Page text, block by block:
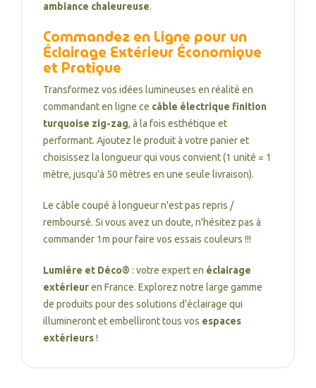
ambiance chaleureuse.
Commandez en Ligne pour un
Éclairage Extérieur Économique
et Pratique
Transformez vos idées lumineuses en réalité en
commandant en ligne ce câble électrique finition
turquoise zig-zag, à la fois esthétique et
performant. Ajoutez le produit à votre panier et
choisissez la longueur qui vous convient (1 unité = 1
mètre, jusqu'à 50 mètres en une seule livraison).
Le câble coupé à longueur n'est pas repris /
remboursé. Si vous avez un doute, n'hésitez pas à
commander 1m pour faire vos essais couleurs !!!
Lumière et Déco® : votre expert en éclairage
extérieuren France. Explorez notre large gamme
de produits pour des solutions d’éclairage qui
illumineront et embelliront tous vos espaces
extérieurs!